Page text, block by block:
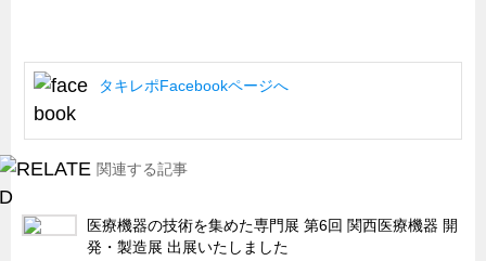
CFRP（炭素繊維強化プラスチック）
CATEGORY
SDGs配慮・脱炭素
タキレポFacebookページへ
関連する記事
医療機器の技術を集めた専門展 第6回 関西医療機器 開
発・製造展 出展いたしました